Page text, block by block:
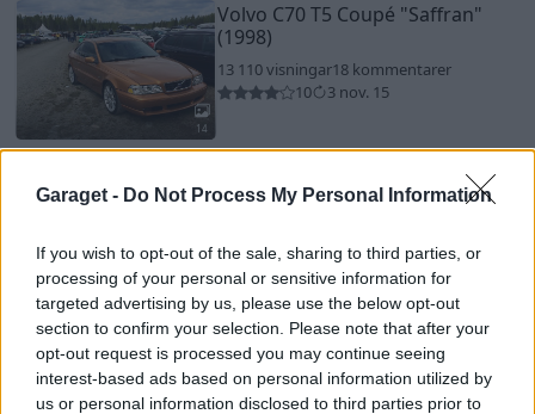
Garaget - Do Not Process My Personal Information
If you wish to opt-out of the sale, sharing to third parties, or
processing of your personal or sensitive information for
targeted advertising by us, please use the below opt-out
section to confirm your selection. Please note that after your
opt-out request is processed you may continue seeing
interest-based ads based on personal information utilized by
us or personal information disclosed to third parties prior to
14
Volvo C70 T5 Coupé "Saffran"
(1998)
13 110 visningar18 kommentarer
10
3 nov. 15
(1996)
8 232 visningar57 kommentarer